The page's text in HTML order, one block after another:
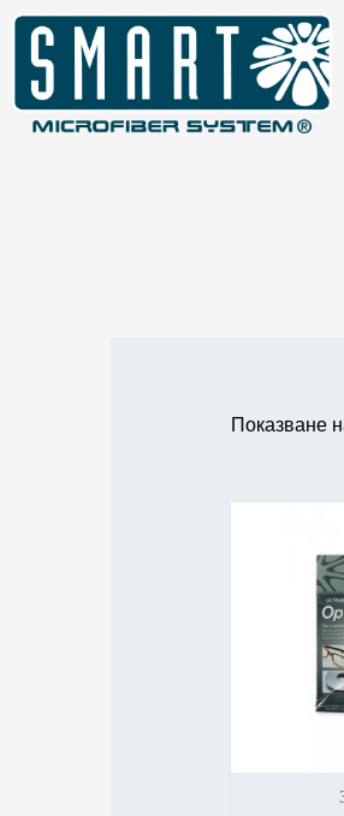
Показване